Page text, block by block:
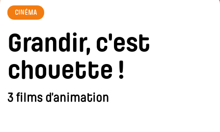
CINÉMA
Grandir, c'est
chouette !
3 films d’animation